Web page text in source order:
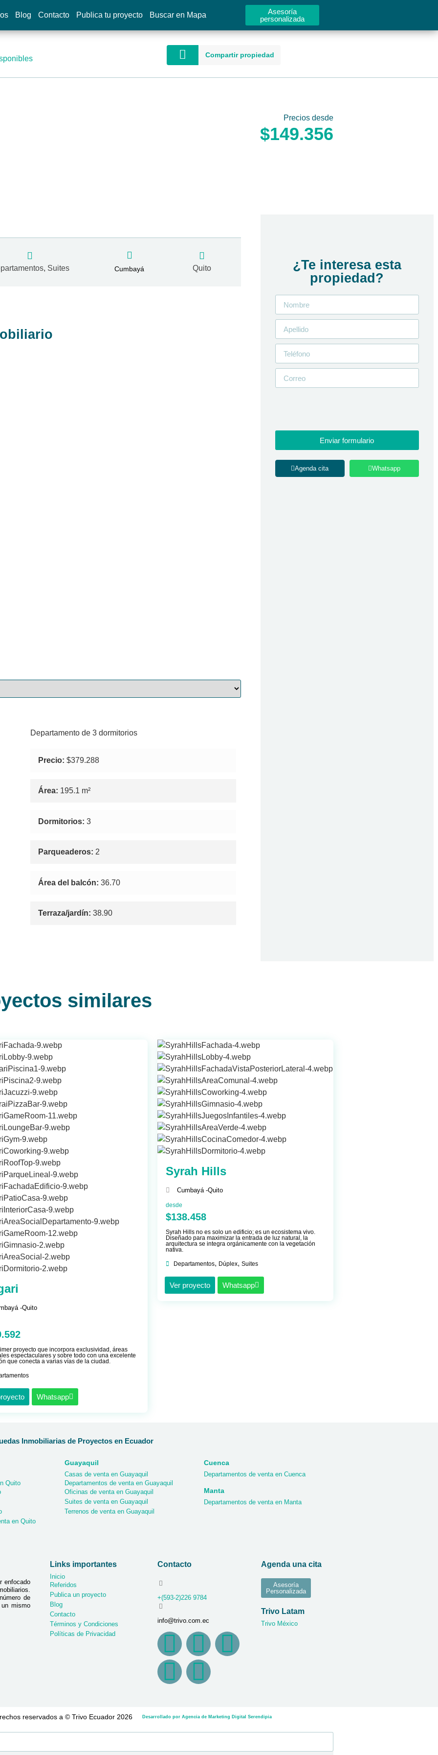
Blog Contacto Publica tu proyecto Buscar en Mapa
Asesoría
personalizada
Compartir propiedad
Precios desde
$149.356
, Suites Cumbayá Quito
Departamento de 3 dormitorios
Precio: $379.288
Área: 195.1 m²
Dormitorios: 3
Parqueaderos: 2
Área del balcón: 36.70
Terraza/jardín: 38.90
¿Te interesa esta
propiedad?
Enviar formulario
Agenda cita Whatsapp
similares
-Quito
proyecto que incorpora exclusividad, áreas
espectaculares y sobre todo con una excelente
que conecta a varias vías de la ciudad.
Whatsapp
Syrah Hills
Cumbayá -Quito
desde
$138.458
Syrah Hills no es solo un edificio; es un ecosistema vivo.
Diseñado para maximizar la entrada de luz natural, la
arquitectura se integra orgánicamente con la vegetación
nativa.
Departamentos, Dúplex, Suites
Ver proyecto Whatsapp
Inmobiliarias de Proyectos en Ecuador
Quito
en Quito
Guayaquil
Casas de venta en Guayaquil
Departamentos de venta en Guayaquil
Oficinas de venta en Guayaquil
Suites de venta en Guayaquil
Terrenos de venta en Guayaquil
Cuenca
Departamentos de venta en Cuenca
Manta
Departamentos de venta en Manta
enfocado
de
mismo
Links importantes
Inicio
Referidos
Publica un proyecto
Blog
Contacto
Términos y Condiciones
Políticas de Privacidad
Contacto
+(593-2)226 9784
info@trivo.com.ec
Agenda una cita
Asesoría
Personalizada
Trivo Latam
Trivo México
reservados a © Trivo Ecuador 2026 Desarrollado por Agencia de Marketing Digital Serendipia